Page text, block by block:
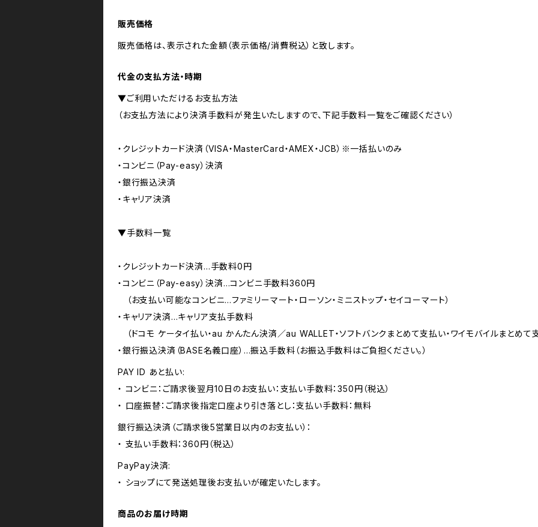
販売価格
販売価格は、表示された金額（表示価格/消費税込）と致します。
代金の支払方法・時期
▼ご利用いただけるお支払方法
（お支払方法により決済手数料が発生いたしますので、下記手数料一覧をご確認ください）
・クレジットカード決済（VISA・MasterCard・AMEX・JCB）※一括払いのみ
・コンビニ（Pay-easy）決済
・銀行振込決済
・キャリア決済
▼手数料一覧
・クレジットカード決済…手数料0円
・コンビニ（Pay-easy）決済…コンビニ手数料360円
（お支払い可能なコンビニ...ファミリーマート・ローソン・ミニストップ・セイコーマート）
・キャリア決済…キャリア支払手数料
（ドコモ ケータイ払い・au かんたん決済／au WALLET・ソフトバンクまとめて支払い・ワイモバイルまとめて
・銀行振込決済（BASE名義口座）…振込手数料（お振込手数料はご負担ください。）
PAY ID あと払い:
・ コンビニ：ご請求後翌月10日のお支払い：支払い手数料：350円（税込）
・ 口座振替：ご請求後指定口座より引き落とし：支払い手数料：無料
銀行振込決済（ご請求後5営業日以内のお支払い）：
・ 支払い手数料：360円（税込）
PayPay決済:
・ ショップにて発送処理後お支払いが確定いたします。
商品のお届け時期